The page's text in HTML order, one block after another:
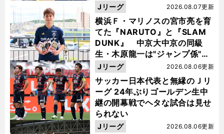
横浜Ｆ・マリノスの宮市亮を育
てた『NARUTO』と『SLAM
DUNK』 中京大中京の同級
生・木原龍一は"ジャンプ係"だ
った
2026.08.07更新
Jリーグ
サッカー日本代表と無縁のＪリ
ーグ 24年ぶりゴールデン生中
継の開幕戦でヘタな試合は見せ
られない
2026.08.06更新
Jリーグ
2026.08.06更新
Jリーグ